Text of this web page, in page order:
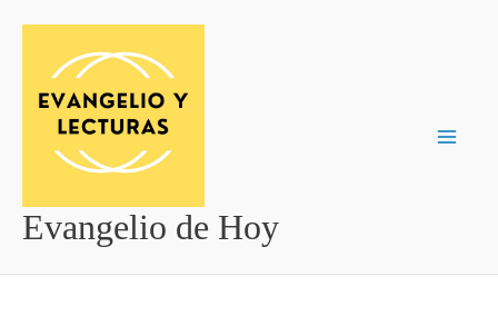
contenido
Evangelio de Hoy